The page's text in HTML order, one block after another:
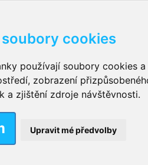
cookies
používají soubory cookies
zobrazení
a zjištění zdroje návštěvnosti.
Upravit mé předvolby
kalhotky zalepovací ,
vložky pro muže
plavky,Dámské